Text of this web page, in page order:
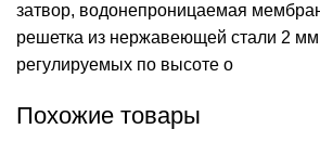
затвор, водонепроницаемая
решетка из нержавеющей стали 2
регулируемых по высоте о
Похожие товары